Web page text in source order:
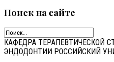
Поиск на сайте
КАФЕДРА ТЕРАПЕВТИЧЕСКОЙ
ЭНДОДОНТИИ РОССИЙСКИЙ